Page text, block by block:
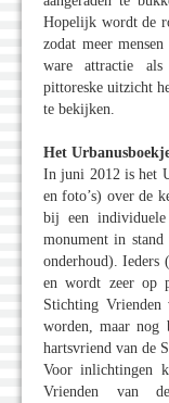
Hopelijk wordt de
zodat meer
ware attractie
pittoreske uitzicht
te bekijken.
Het
In juni 2012 is het
en foto’s) over de
bij een
monument in
onderhoud). Ieders
en wordt zeer op
Stichting Vrienden
worden, maar nog
hartsvriend van de
Voor inlichtingen
Vrienden van